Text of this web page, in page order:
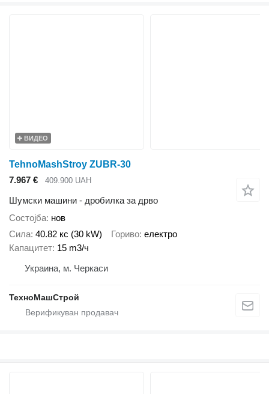
ВИДЕО
TehnoMashStroy ZUBR-30
7.967 €
409.900 UAH
Шумски машини - дробилка за дрво
Состојба нов
Сила 40.82 кс (30 kW) Гориво електро
Капацитет 15 m3/ч
Украина, м. Черкаси
ТехноМашСтрой